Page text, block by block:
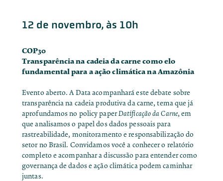
12 de novembro, às 10h
COP30
Transparência na cadeia da carne como elo
fundamental para a ação climática na Amazônia
Evento aberto. A Data acompanhará este debate sobre
transparência na cadeia produtiva da carne, tema que já
aprofundamos no policy paperDatificação da Carne, em
que analisamos o papel dos dados pessoais para
rastreabilidade, monitoramento e responsabilização do
setor no Brasil. Convidamos você a conhecer o relatório
completo e acompanhar a discussão para entender como
governança de dados e ação climática podem caminhar
juntas.